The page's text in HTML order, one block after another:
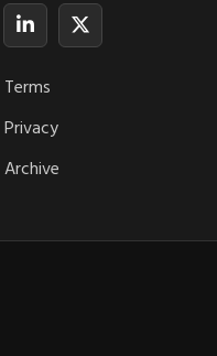
Terms
Privacy
Archive